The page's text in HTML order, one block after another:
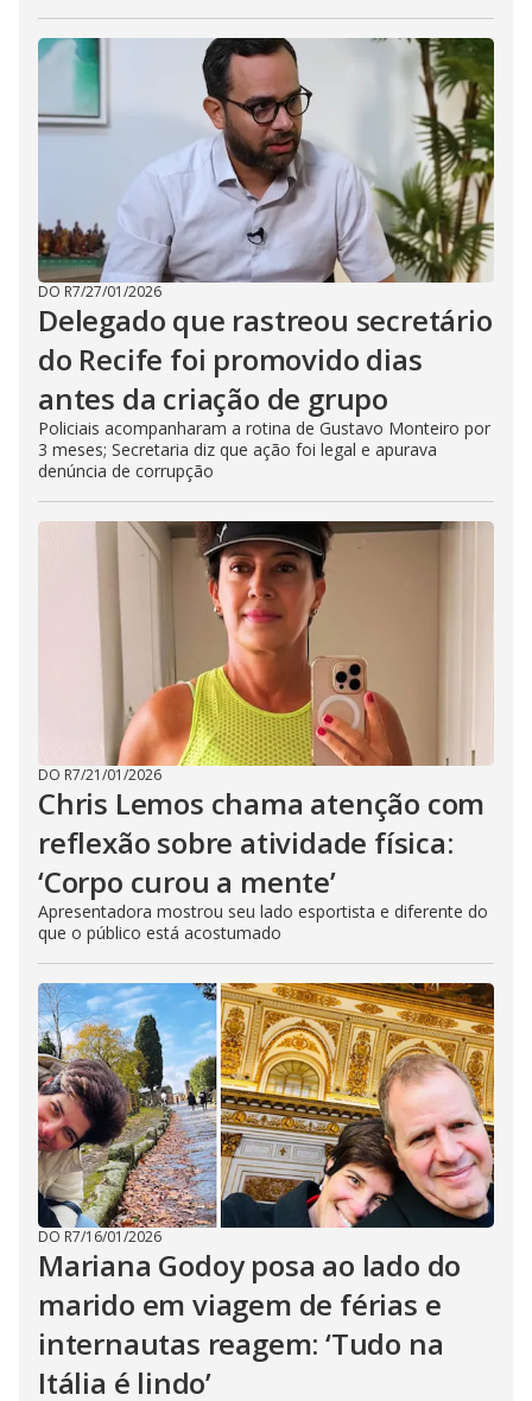
DO R7/27/01/2026
Delegado que rastreou secretário
do Recife foi promovido dias
antes da criação de grupo
Policiais acompanharam a rotina de Gustavo Monteiro por
3 meses; Secretaria diz que ação foi legal e apurava
denúncia de corrupção
DO R7/21/01/2026
Chris Lemos chama atenção com
reflexão sobre atividade física:
‘Corpo curou a mente’
Apresentadora mostrou seu lado esportista e diferente do
que o público está acostumado
DO R7/16/01/2026
Mariana Godoy posa ao lado do
marido em viagem de férias e
internautas reagem: ‘Tudo na
Itália é lindo’